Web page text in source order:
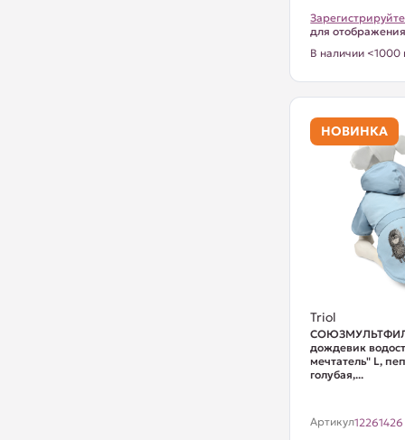
для
В наличии <1000
НОВИНКА
Triol
дождевик
мечтатель" L,
голубая,...
Артикул12261426